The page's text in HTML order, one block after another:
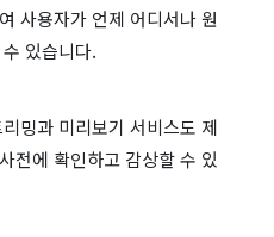
사용자가 언제 어디서나 원
있습니다.
밍과 미리보기 서비스도 제
전에 확인하고 감상할 수 있